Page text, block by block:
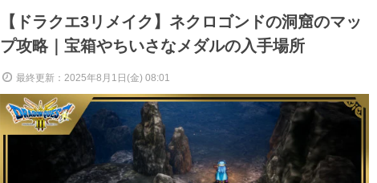
【ドラクエ3リメイク】ネクロゴンドの洞窟のマッ
プ攻略｜宝箱やちいさなメダルの入手場所
最終更新：2025年8月1日(金) 08:01